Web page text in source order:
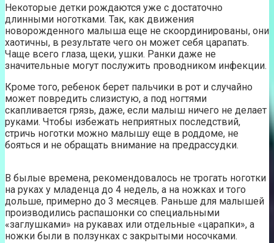
Некоторые детки рождаются уже с достаточно
длинными ноготками. Так, как движения
новорожденного малыша еще не скоординированы, они
хаотичны, в результате чего он может себя царапать.
Чаще всего глаза, щеки, ушки. Ранки даже не
значительные могут послужить проводником инфекции.
Кроме того, ребенок берет пальчики в рот и случайно
может повредить слизистую, а под ногтями
скапливается грязь, даже, если малыш ничего не делает
руками. Чтобы избежать неприятных последствий,
стричь ноготки можно малышу еще в роддоме, не
бояться и не обращать внимание на предрассудки.
В былые времена, рекомендовалось не трогать ноготки
на руках у младенца до 4 недель, а на ножках и того
дольше, примерно до 3 месяцев. Раньше для малышей
производились распашонки со специальными
«заглушками» на рукавах или отдельные «царапки», а
ножки были в ползунках с закрытыми носочками.